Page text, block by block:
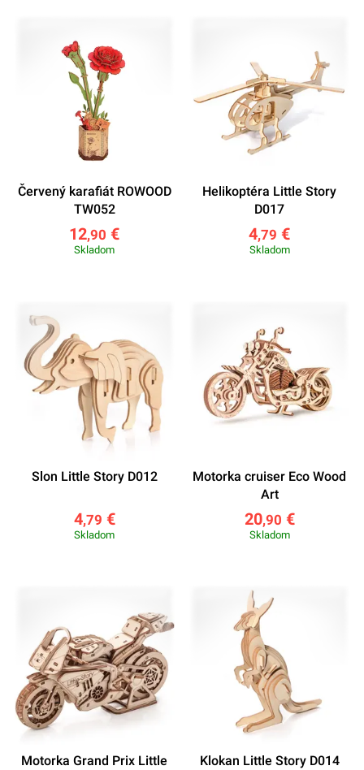
Červený karafiát ROWOOD
TW052
12,90 €
Skladom
Helikoptéra Little Story
D017
4,79 €
Skladom
Slon Little Story D012
4,79 €
Skladom
Motorka cruiser Eco Wood
Art
20,90 €
Skladom
Motorka Grand Prix Little
Klokan Little Story D014